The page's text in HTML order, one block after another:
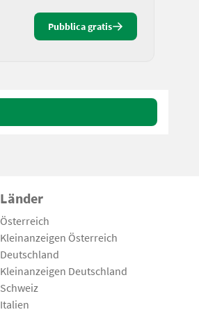
Pubblica gratis
Länder
Österreich
Kleinanzeigen Österreich
Deutschland
Kleinanzeigen Deutschland
Schweiz
Italien